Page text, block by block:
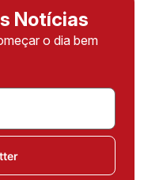
Notícias
o dia bem